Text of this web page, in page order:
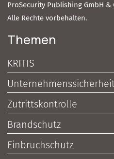
ProSecurity Publishing GmbH &
Alle Rechte vorbehalten.
Themen
KRITIS
Zutrittskontrolle
Brandschutz
Einbruchschutz